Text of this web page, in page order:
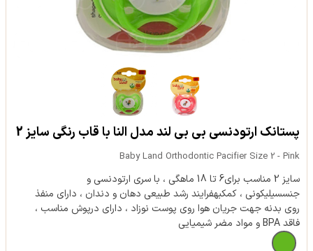
پستانک ارتودنسی بی بی لند مدل النا با قاب رنگی سايز 2
Baby Land Orthodontic Pacifier Size 2 - Pink
سایز 2 مناسب برای6 تا 18 ماهگی ، با سری ارتودنسی و
جنسسیلیکونی ، کمکبهفرایند رشد طبیعی دهان و دندان ، دارای منفذ
روی بدنه جهت جریان هوا روی پوست نوزاد ، دارای درپوش مناسب ،
فاقد BPA و مواد مضر شیمیایی